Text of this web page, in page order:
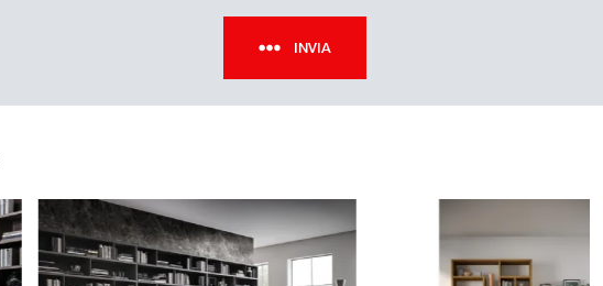
INVIA